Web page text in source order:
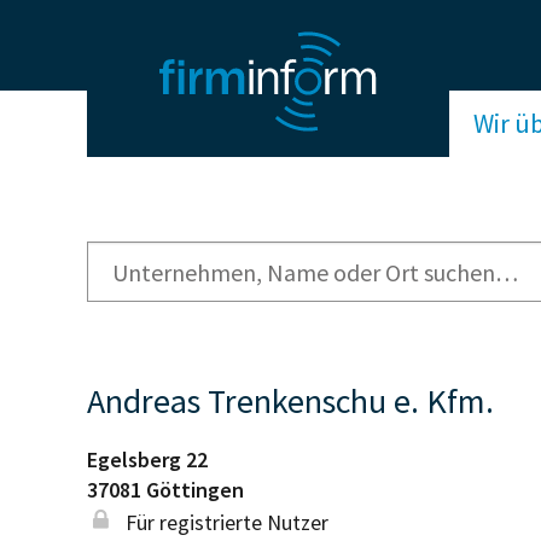
Wir
Andreas Trenkenschu e. Kfm.
Egelsberg 22
37081 Göttingen
Für registrierte Nutzer